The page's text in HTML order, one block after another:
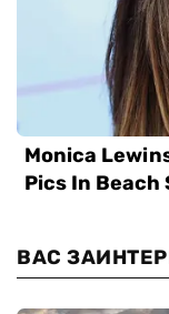
ВАС